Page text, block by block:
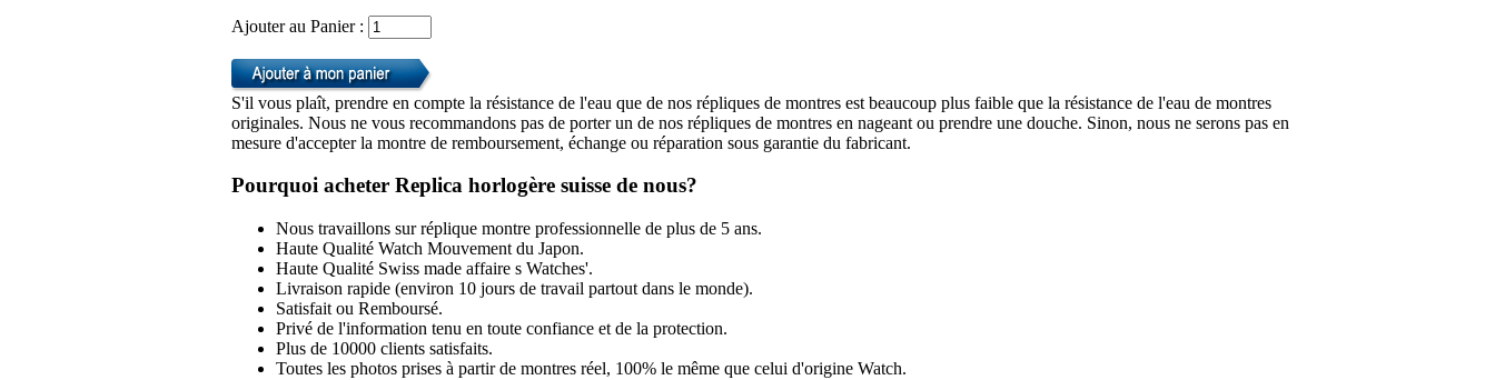
Ajouter au Panier :
S'il vous plaît, prendre en compte la résistance de l'eau que de nos répliques de montres est beaucoup plus faible que la résistance de l'eau de montres
originales. Nous ne vous recommandons pas de porter un de nos répliques de montres en nageant ou prendre une douche. Sinon, nous ne serons pas en
mesure d'accepter la montre de remboursement, échange ou réparation sous garantie du fabricant.
Pourquoi acheter Replica horlogère suisse de nous?
Nous travaillons sur réplique montre professionnelle de plus de 5 ans.
Haute Qualité Watch Mouvement du Japon.
Haute Qualité Swiss made affaire s Watches'.
Livraison rapide (environ 10 jours de travail partout dans le monde).
Satisfait ou Remboursé.
Privé de l'information tenu en toute confiance et de la protection.
Plus de 10000 clients satisfaits.
Toutes les photos prises à partir de montres réel, 100% le même que celui d'origine Watch.